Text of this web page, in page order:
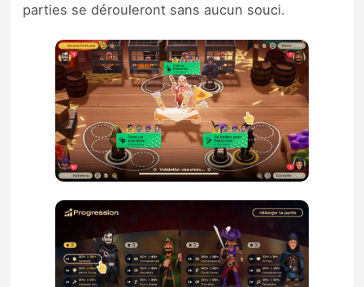
parties se dérouleront sans aucun souci.